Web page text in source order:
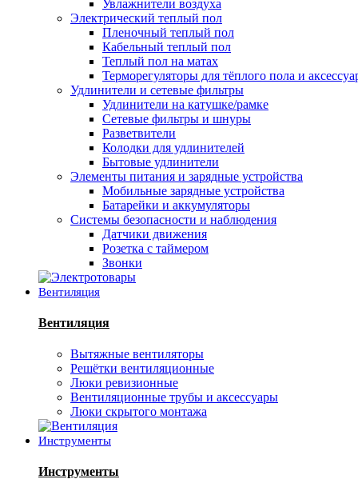
Увлажнители воздуха
Электрический теплый пол
Пленочный теплый пол
Кабельный теплый пол
Теплый пол на матах
Терморегуляторы для тёплого пола и
Удлинители и сетевые фильтры
Удлинители на катушке/рамке
Сетевые фильтры и шнуры
Разветвители
Колодки для удлинителей
Бытовые удлинители
Элементы питания и зарядные устройства
Мобильные зарядные устройства
Батарейки и аккумуляторы
Системы безопасности и наблюдения
Датчики движения
Розетка с таймером
Звонки
Вентиляция
Вентиляция
Вытяжные вентиляторы
Решётки вентиляционные
Люки ревизионные
Вентиляционные трубы и аксессуары
Люки скрытого монтажа
Инструменты
Инструменты